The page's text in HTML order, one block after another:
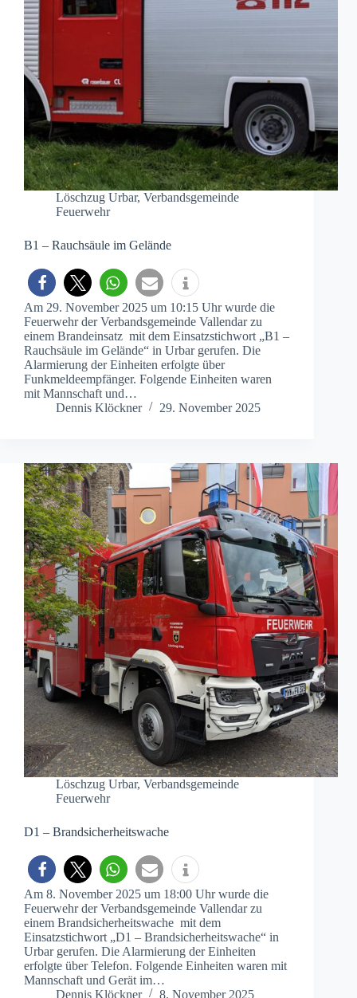
Löschzug Urbar, Verbandsgemeinde
Feuerwehr
B1 – Rauchsäule im Gelände
Am 29. November 2025 um 10:15 Uhr wurde die
Feuerwehr der Verbandsgemeinde Vallendar zu
einem Brandeinsatz mit dem Einsatzstichwort „B1 –
Rauchsäule im Gelände“ in Urbar gerufen. Die
Alarmierung der Einheiten erfolgte über
Funkmeldeempfänger. Folgende Einheiten waren
mit Mannschaft und…
Dennis Klöckner
29. November 2025
Löschzug Urbar, Verbandsgemeinde
Feuerwehr
D1 – Brandsicherheitswache
Am 8. November 2025 um 18:00 Uhr wurde die
Feuerwehr der Verbandsgemeinde Vallendar zu
einem Brandsicherheitswache mit dem
Einsatzstichwort „D1 – Brandsicherheitswache“ in
Urbar gerufen. Die Alarmierung der Einheiten
erfolgte über Telefon. Folgende Einheiten waren mit
Mannschaft und Gerät im…
Dennis Klöckner
8. November 2025